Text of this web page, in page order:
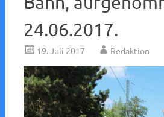
24.06.2017.
19. Juli 2017 Redaktion